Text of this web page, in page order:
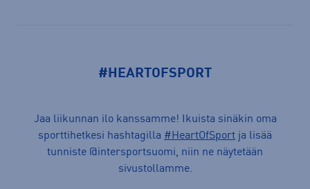
#HEARTOFSPORT
Jaa liikunnan ilo kanssamme! Ikuista sinäkin oma
sporttihetkesi hashtagilla #HeartOfSport ja lisää
tunniste @intersportsuomi, niin ne näytetään
sivustollamme.